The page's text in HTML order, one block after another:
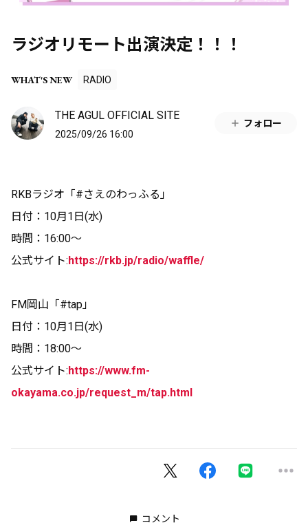
ラジオリモート出演決定！！！
WHAT'S NEW RADIO
THE AGUL OFFICIAL SITE
2025/09/26 16:00
フォロー
RKBラジオ「#さえのわっふる」
日付：10月1日(水)
時間：16:00〜
公式サイト:https://rkb.jp/radio/waffle/
FM岡山「#tap」
日付：10月1日(水)
時間：18:00〜
公式サイト:https://www.fm-
okayama.co.jp/request_m/tap.html
コメント